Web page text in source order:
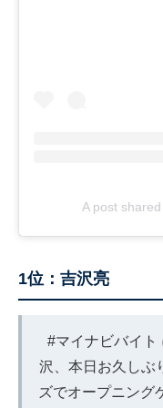
A post
1位：吉沢亮
#マイナビバイト
沢、本日お久し
ズでオープニング